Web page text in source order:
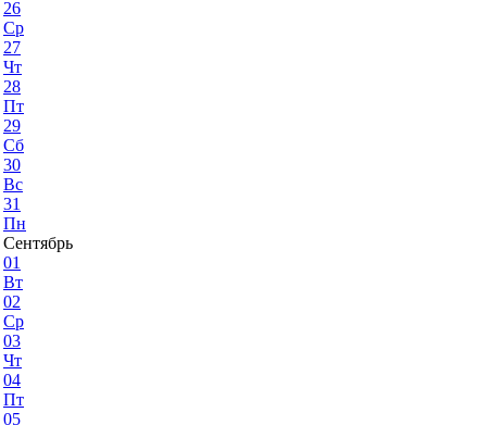
26
Ср
27
Чт
28
Пт
29
Сб
30
Вс
31
Пн
Сентябрь
01
Вт
02
Ср
03
Чт
04
Пт
05